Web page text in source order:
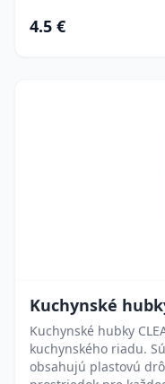
4.5 €
Kuchynské
Kuchynské hubky
kuchynského riadu.
obsahujú plastovú